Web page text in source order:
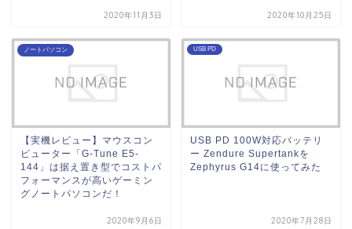
2020年11月3日 2020年10月25日
ノートパソコン
【実機レビュー】マウスコン
ピューター「G-Tune E5-
144」は据え置き型でコストパ
フォーマンスが高いゲーミン
グノートパソコンだ！
2020年9月6日
USB PD
USB PD 100W対応バッテリ
ー Zendure Supertankを
Zephyrus G14に使ってみた
2020年7月28日